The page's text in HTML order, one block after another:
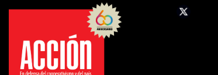
Saltar
contenido